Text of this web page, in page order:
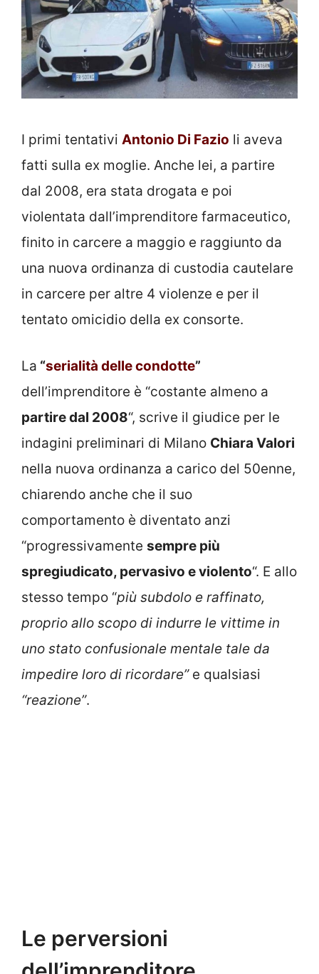
I primi tentativi Antonio Di Fazio li aveva
fatti sulla ex moglie. Anche lei, a partire
dal 2008, era stata drogata e poi
violentata dall’imprenditore farmaceutico,
finito in carcere a maggio e raggiunto da
una nuova ordinanza di custodia cautelare
in carcere per altre 4 violenze e per il
tentato omicidio della ex consorte.
La “serialità delle condotte”
dell’imprenditore è “costante almeno a
partire dal 2008“, scrive il giudice per le
indagini preliminari di Milano Chiara Valori
nella nuova ordinanza a carico del 50enne,
chiarendo anche che il suo
comportamento è diventato anzi
“progressivamente sempre più
spregiudicato, pervasivo e violento“. E allo
stesso tempo “più subdolo e raffinato,
proprio allo scopo di indurre le vittime in
uno stato confusionale mentale tale da
impedire loro di ricordare”e qualsiasi
“reazione”.
Le perversioni